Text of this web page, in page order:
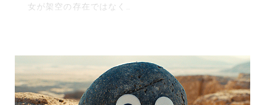
女が架空の存在ではなく…
会
の
接
点